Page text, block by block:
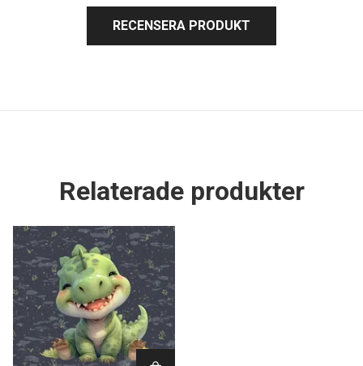
RECENSERA PRODUKT
Relaterade produkter